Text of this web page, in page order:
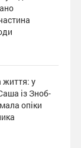
життя: у
із Зноб-
опіки